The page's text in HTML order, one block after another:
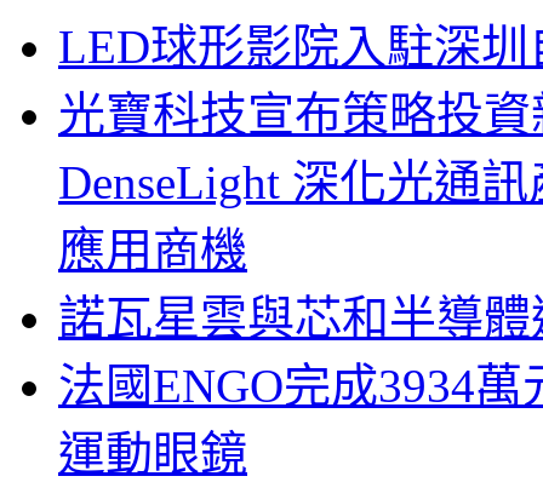
LED球形影院入駐深
光寶科技宣布策略投
DenseLight 深化光通
應用商機
諾瓦星雲與芯和半導
法國ENGO完成3934
運動眼鏡